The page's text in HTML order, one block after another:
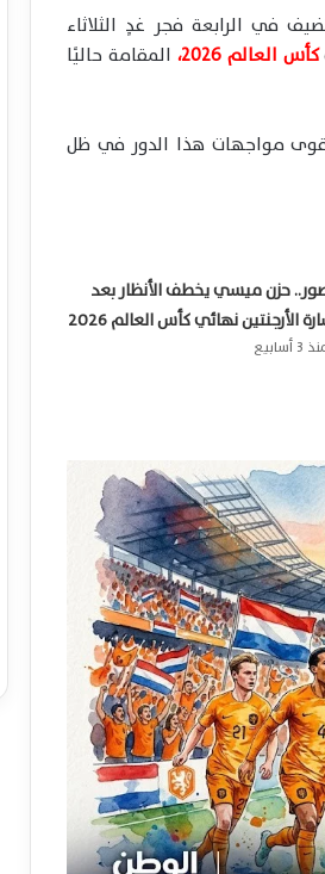
في الرابعة فجر غدٍ الثلاثاء
كأس العالم 2026،
المقامة حاليًا
من أقوى مواجهات هذا الدور في ظل
حزن ميسي يخطف الأنظار بعد
الأرجنتين نهائي كأس العالم 2026
أسابيع